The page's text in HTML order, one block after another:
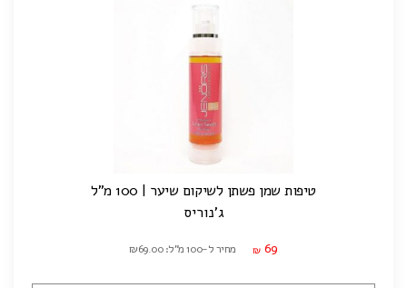
טיפות שמן פשתן לשיקום שיער | 100 מ"ל
ג'נוריס
₪ 69 מחיר ל-100 מ"ל: ₪69.00